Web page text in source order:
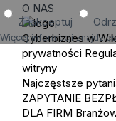
Zaakceptuj
Więcej informacji
O NAS
Cyberbiznes w
prywatności
witryny
Najczęstsze
ZAPYTANIE
DLA FIRM